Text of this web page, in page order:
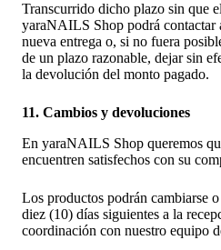
Transcurrido dicho plazo sin que
yaraNAILS Shop podrá contactar
nueva entrega o, si no fuera
de un plazo razonable, dejar sin
la devolución del monto pagado.
11. Cambios y devoluciones
En yaraNAILS Shop queremos
encuentren satisfechos con su
Los productos podrán cambiarse
diez (10) días siguientes a la
coordinación con nuestro equipo